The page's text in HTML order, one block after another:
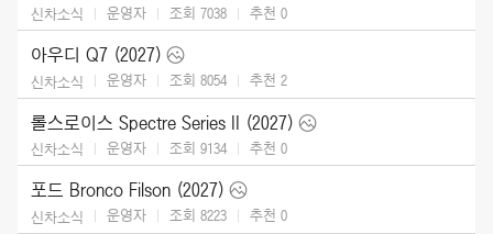
신차소식 운영자 조회 7038 추천 0
아우디 Q7 (2027)
신차소식 운영자 조회 8054 추천 2
롤스로이스 Spectre Series II (2027)
신차소식 운영자 조회 9134 추천 0
포드 Bronco Filson (2027)
신차소식 운영자 조회 8223 추천 0